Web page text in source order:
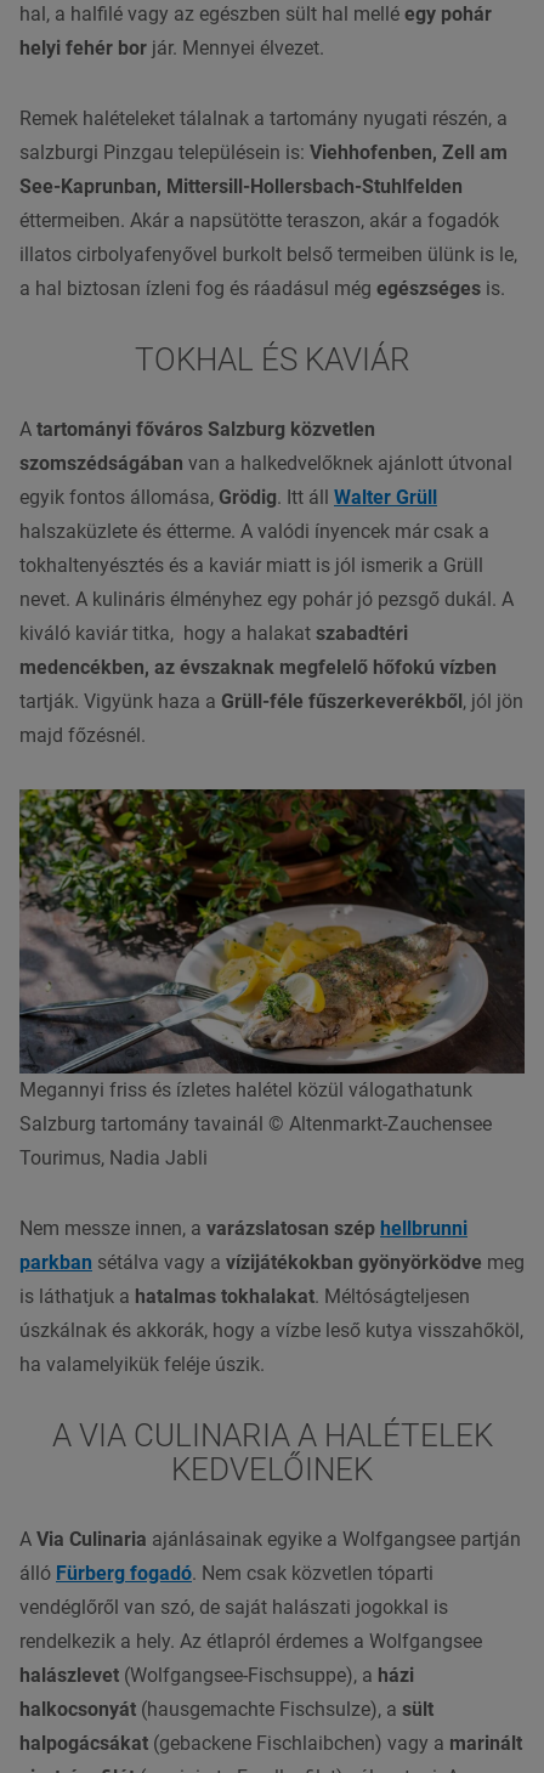
hal, a halfilé vagy az egészben sült hal mellé egy pohár
helyi fehér bor jár. Mennyei élvezet.
Remek halételeket tálalnak a tartomány nyugati részén, a
salzburgi Pinzgau településein is: Viehhofenben, Zell am
See-Kaprunban, Mittersill-Hollersbach-Stuhlfelden
éttermeiben. Akár a napsütötte teraszon, akár a fogadók
illatos cirbolyafenyővel burkolt belső termeiben ülünk is le,
a hal biztosan ízleni fog és ráadásul még egészséges is.
TOKHAL ÉS KAVIÁR
A tartományi főváros Salzburg közvetlen
szomszédságában van a halkedvelőknek ajánlott útvonal
egyik fontos állomása, Grödig. Itt áll Walter Grüll
halszaküzlete és étterme. A valódi ínyencek már csak a
tokhaltenyésztés és a kaviár miatt is jól ismerik a Grüll
nevet. A kulináris élményhez egy pohár jó pezsgő dukál. A
kiváló kaviár titka, hogy a halakat szabadtéri
medencékben, az évszaknak megfelelő hőfokú vízben
tartják. Vigyünk haza a Grüll-féle fűszerkeverékből, jól jön
majd főzésnél.
Megannyi friss és ízletes halétel közül válogathatunk
Salzburg tartomány tavainál © Altenmarkt-Zauchensee
Tourimus, Nadia Jabli
Nem messze innen, a varázslatosan szép hellbrunni
parkban sétálva vagy a vízijátékokban gyönyörködve meg
is láthatjuk a hatalmas tokhalakat. Méltóságteljesen
úszkálnak és akkorák, hogy a vízbe leső kutya visszahőköl,
ha valamelyikük feléje úszik.
A VIA CULINARIA A HALÉTELEK
KEDVELŐINEK
A Via Culinaria ajánlásainak egyike a Wolfgangsee partján
álló Fürberg fogadó. Nem csak közvetlen tóparti
vendéglőről van szó, de saját halászati jogokkal is
rendelkezik a hely. Az étlapról érdemes a Wolfgangsee
halászlevet (Wolfgangsee-Fischsuppe), a házi
halkocsonyát (hausgemachte Fischsulze), a sült
halpogácsákat (gebackene Fischlaibchen) vagy a marinált